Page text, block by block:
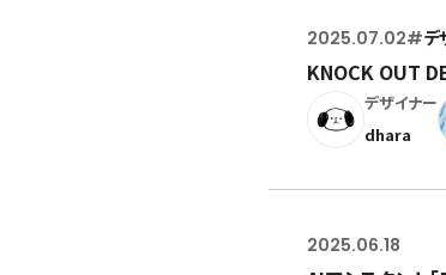
2025.07.02#デ
KNOCK OUT
デザイナー
dhara
2025.06.18